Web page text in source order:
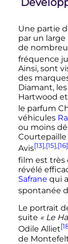
Une partie
par un
de
fréquence
Ainsi, sont
des
Diamant,
Hartwood et
le parfum
véhicules
ou moins
Avis[13],[15],[16]
film est très
révélé
Safrane qui
spontanée
Le portrait
suite « Le
Odile Alliet
de